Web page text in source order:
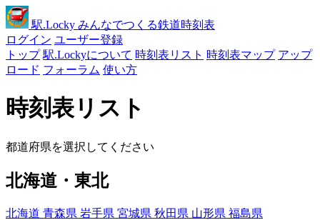
駅.Locky みんなでつくる鉄道時刻表
ログイン ユーザー登録
トップ 駅.Lockyについて 時刻表リスト 時刻表マップ アップ
ロード フォーラム 使い方
時刻表リスト
都道府県を選択してください
北海道・東北
北海道 青森県 岩手県 宮城県 秋田県 山形県 福島県